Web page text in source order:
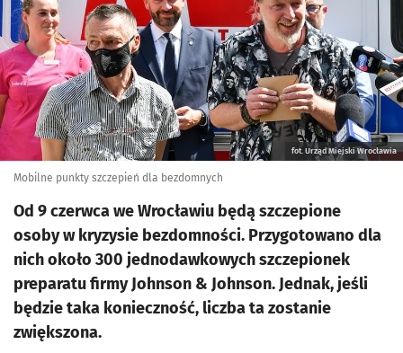
fot. Urząd Miejski Wrocławia
Mobilne punkty szczepień dla bezdomnych
Od 9 czerwca we Wrocławiu będą szczepione
osoby w kryzysie bezdomności. Przygotowano dla
nich około 300 jednodawkowych szczepionek
preparatu firmy Johnson & Johnson. Jednak, jeśli
będzie taka konieczność, liczba ta zostanie
zwiększona.